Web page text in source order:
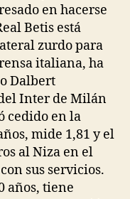
en hacerse
Betis está
zurdo para
italiana, ha
Dalbert
Inter de Milán
cedido en la
mide 1,81 y el
al Niza en el
sus servicios.
años, tiene